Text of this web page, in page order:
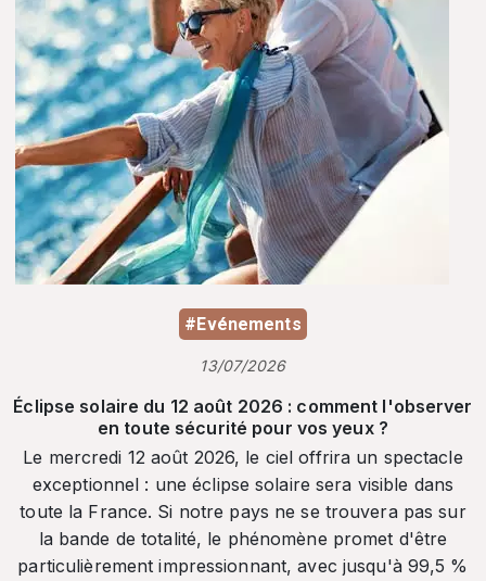
#Evénements
13/07/2026
Éclipse solaire du 12 août 2026 : comment l'observer
en toute sécurité pour vos yeux ?
Le mercredi 12 août 2026, le ciel offrira un spectacle
exceptionnel : une éclipse solaire sera visible dans
toute la France. Si notre pays ne se trouvera pas sur
la bande de totalité, le phénomène promet d'être
particulièrement impressionnant, avec jusqu'à 99,5 %